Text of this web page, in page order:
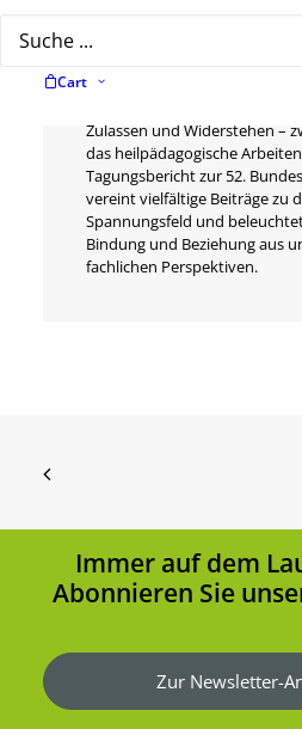
Cart
Beschreibung
Zulassen und Widerstehen –
das heilpädagogische
Tagungsbericht zur 52.
vereint vielfältige Beiträge zu
Spannungsfeld und
Bindung und Beziehung aus
fachlichen Perspektiven.
Immer auf dem
Abonnieren Sie
Zur Newsletter-